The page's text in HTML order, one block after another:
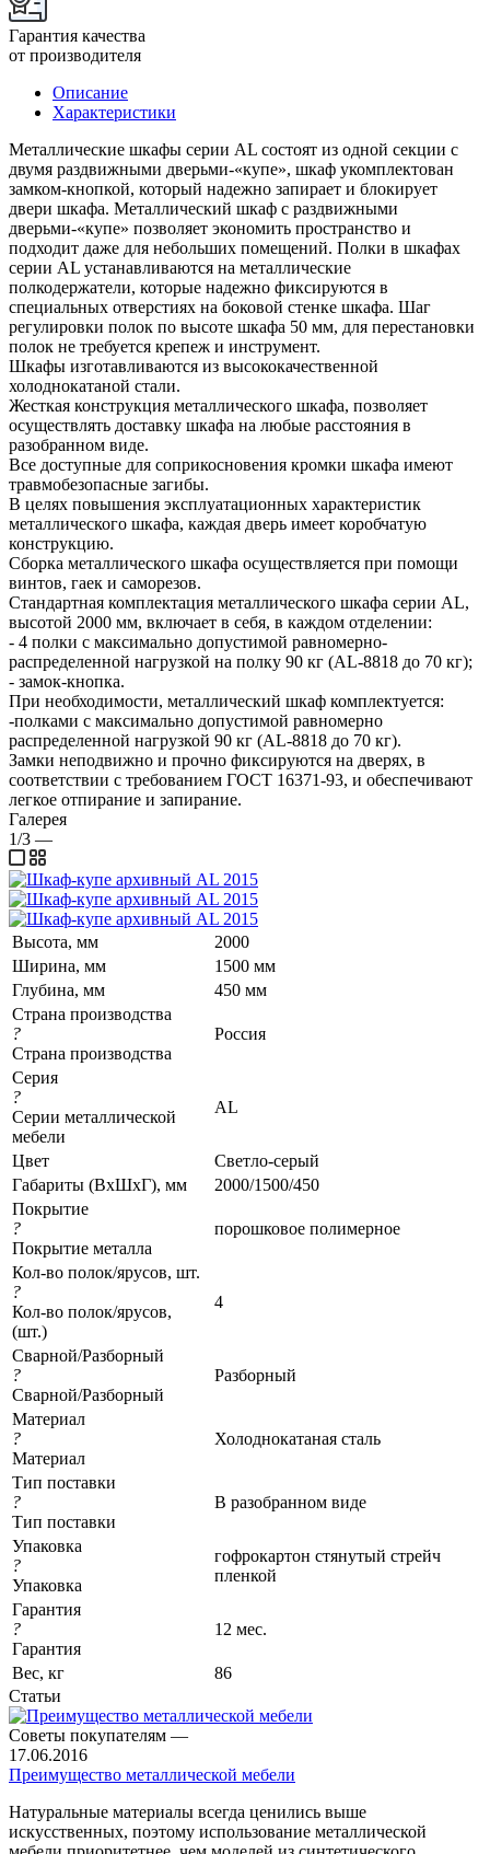
Гарантия качества
от производителя
Описание
Характеристики
Металлические шкафы серии AL состоят из одной секции с
двумя раздвижными дверьми-«купе», шкаф укомплектован
замком-кнопкой, который надежно запирает и блокирует
двери шкафа. Металлический шкаф с раздвижными
дверьми-«купе» позволяет экономить пространство и
подходит даже для небольших помещений. Полки в шкафах
серии AL устанавливаются на металлические
полкодержатели, которые надежно фиксируются в
специальных отверстиях на боковой стенке шкафа. Шаг
регулировки полок по высоте шкафа 50 мм, для перестановки
полок не требуется крепеж и инструмент.
Шкафы изготавливаются из высококачественной
холоднокатаной стали.
Жесткая конструкция металлического шкафа, позволяет
осуществлять доставку шкафа на любые расстояния в
разобранном виде.
Все доступные для соприкосновения кромки шкафа имеют
травмобезопасные загибы.
В целях повышения эксплуатационных характеристик
металлического шкафа, каждая дверь имеет коробчатую
конструкцию.
Сборка металлического шкафа осуществляется при помощи
винтов, гаек и саморезов.
Стандартная комплектация металлического шкафа серии AL,
высотой 2000 мм, включает в себя, в каждом отделении:
- 4 полки с максимально допустимой равномерно-
распределенной нагрузкой на полку 90 кг (AL-8818 до 70 кг);
- замок-кнопка.
При необходимости, металлический шкаф комплектуется:
-полками с максимально допустимой равномерно
распределенной нагрузкой 90 кг (AL-8818 до 70 кг).
Замки неподвижно и прочно фиксируются на дверях, в
соответствии с требованием ГОСТ 16371-93, и обеспечивают
легкое отпирание и запирание.
Галерея
1/3 —
Высота, мм
2000
Ширина, мм
1500 мм
Глубина, мм
450 мм
Страна производства
?
Страна производства
Россия
Серия
?
Серии металлической
мебели
АL
Цвет
Светло-серый
Габариты (ВхШхГ), мм
2000/1500/450
Покрытие
?
Покрытие металла
порошковое полимерное
Кол-во полок/ярусов, шт.
?
Кол-во полок/ярусов,
(шт.)
4
Сварной/Разборный
?
Сварной/Разборный
Разборный
Материал
?
Материал
Холоднокатаная сталь
Тип поставки
?
Тип поставки
В разобранном виде
Упаковка
?
Упаковка
гофрокартон стянутый стрейч
пленкой
Гарантия
?
Гарантия
12 мес.
Вес, кг
86
Статьи
Советы покупателям —
17.06.2016
Преимущество металлической мебели
Натуральные материалы всегда ценились выше
искусственных, поэтому использование металлической